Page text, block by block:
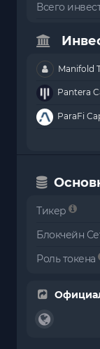
Всего
Manifold
Pantera
ParaFi
Тикер
Блокчейн
Роль токена